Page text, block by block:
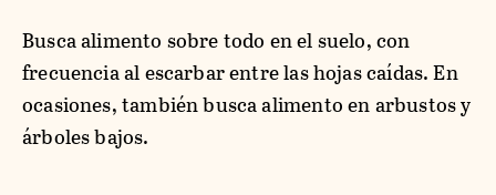
Busca alimento sobre todo en el suelo, con
frecuencia al escarbar entre las hojas caídas. En
ocasiones, también busca alimento en arbustos y
árboles bajos.